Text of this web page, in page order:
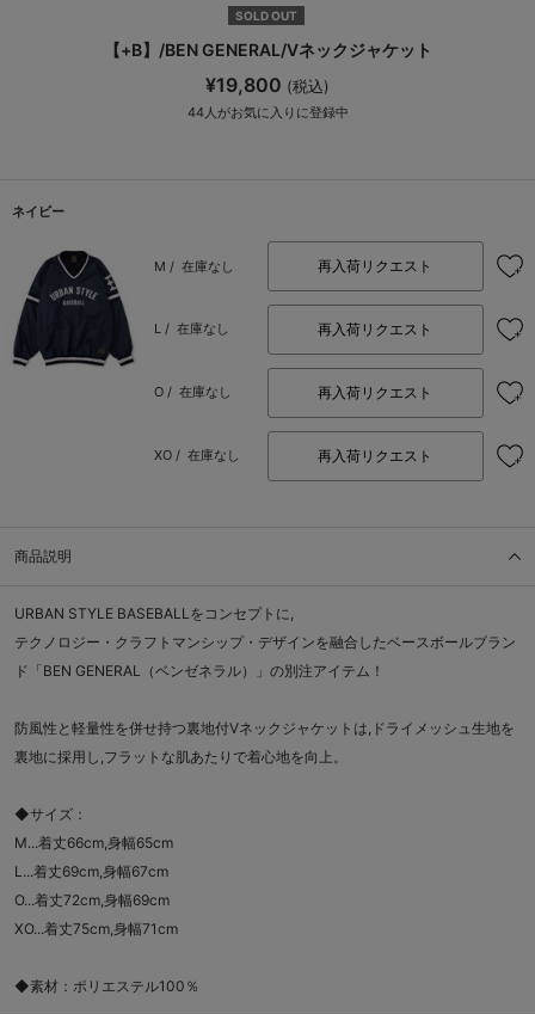
SOLD OUT
【+B】/BEN GENERAL/Vネックジャケット
¥19,800 (税込)
44 人がお気に入りに登録中
ネイビー
M / 在庫なし 再入荷リクエスト
L / 在庫なし 再入荷リクエスト
O / 在庫なし 再入荷リクエスト
XO / 在庫なし 再入荷リクエスト
商品説明
URBAN STYLE BASEBALLをコンセプトに,
テクノロジー・クラフトマンシップ・デザインを融合したベースボールブラン
ド「BEN GENERAL（ベンゼネラル）」の別注アイテム！
防風性と軽量性を併せ持つ裏地付Vネックジャケットは,ドライメッシュ生地を
裏地に採用し,フラットな肌あたりで着心地を向上。
◆サイズ：
M...着丈66cm,身幅65cm
L...着丈69cm,身幅67cm
O...着丈72cm,身幅69cm
XO...着丈75cm,身幅71cm
◆素材：ポリエステル100％